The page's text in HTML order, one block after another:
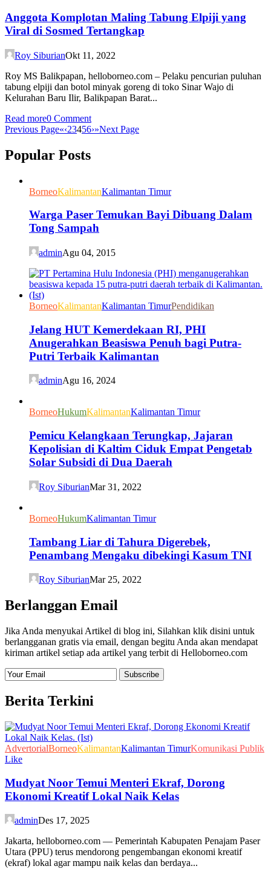
Anggota Komplotan Maling Tabung Elpiji yang
Viral di Sosmed Tertangkap
Roy SiburianOkt 11, 2022
Roy MS Balikpapan, helloborneo.com – Pelaku pencurian puluhan
tabung elpiji dan botol minyak goreng di toko Sinar Wajo di
Kelurahan Baru Ilir, Balikpapan Barat...
Read more0 Comment
Previous Page«‹23456›»Next Page
Popular Posts
BorneoKalimantanKalimantan Timur
Warga Paser Temukan Bayi Dibuang Dalam
Tong Sampah
adminAgu 04, 2015
BorneoKalimantanKalimantan TimurPendidikan
Jelang HUT Kemerdekaan RI, PHI
Anugerahkan Beasiswa Penuh bagi Putra-
Putri Terbaik Kalimantan
adminAgu 16, 2024
BorneoHukumKalimantanKalimantan Timur
Pemicu Kelangkaan Terungkap, Jajaran
Kepolisian di Kaltim Ciduk Empat Pengetab
Solar Subsidi di Dua Daerah
Roy SiburianMar 31, 2022
BorneoHukumKalimantan Timur
Tambang Liar di Tahura Digerebek,
Penambang Mengaku dibekingi Kasum TNI
Roy SiburianMar 25, 2022
Berlanggan Email
Jika Anda menyukai Artikel di blog ini, Silahkan klik disini untuk
berlangganan gratis via email, dengan begitu Anda akan mendapat
kiriman artikel setiap ada artikel yang terbit di Helloborneo.com
Berita Terkini
AdvertorialBorneoKalimantanKalimantan TimurKomunikasi Publik
Like
Mudyat Noor Temui Menteri Ekraf, Dorong
Ekonomi Kreatif Lokal Naik Kelas
adminDes 17, 2025
Jakarta, helloborneo.com — Pemerintah Kabupaten Penajam Paser
Utara (PPU) terus mendorong pengembangan ekonomi kreatif
(ekraf) lokal agar mampu naik kelas dan berdaya...